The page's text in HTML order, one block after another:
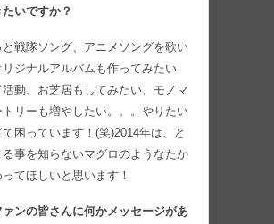
いですか？
と戦隊ソング、アニメソングを歌い
リジナルアルバムも作ってみたい
活動、お芝居もしてみたい、モノマ
トリーも増やしたい。。。やりたい
困っています！(笑)2014年は、と
る事を知らないマグロのようなたか
てほしいと思います！
ンの皆さんに何かメッセージがあ